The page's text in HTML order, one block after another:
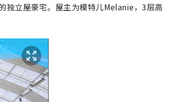
独立屋豪宅。屋主为模特儿Melanie，3层高